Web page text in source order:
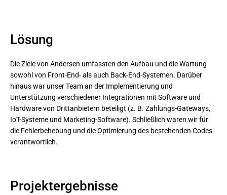
Lösung
Die Ziele von Andersen umfassten den Aufbau und die Wartung
sowohl von Front-End- als auch Back-End-Systemen. Darüber
hinaus war unser Team an der Implementierung und
Unterstützung verschiedener Integrationen mit Software und
Hardware von Drittanbietern beteiligt (z. B. Zahlungs-Gateways,
IoT-Systeme und Marketing-Software). Schließlich waren wir für
die Fehlerbehebung und die Optimierung des bestehenden Codes
verantwortlich.
Projektergebnisse